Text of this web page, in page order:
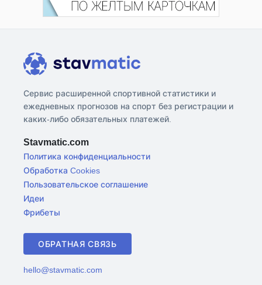
Сервис расширенной спортивной статистики и
ежедневных прогнозов на спорт без регистрации и
каких-либо обязательных платежей.
Stavmatic.com
Политика конфиденциальности
Обработка Cookies
Пользовательское соглашение
Идеи
Фрибеты
ОБРАТНАЯ СВЯЗЬ
hello@stavmatic.com